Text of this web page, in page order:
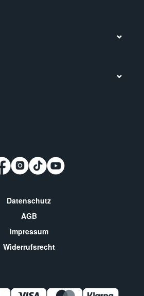
Datenschutz
AGB
Impressum
Widerrufsrecht